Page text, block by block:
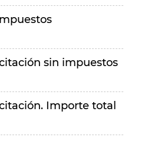
sin impuestos
Importe total